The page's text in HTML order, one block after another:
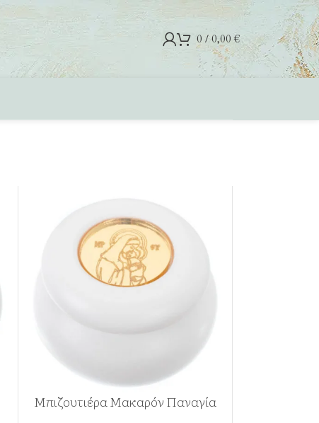
0 / 0,00€
Μπιζουτιέρα Μακαρόν Παναγία